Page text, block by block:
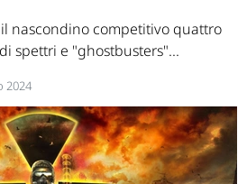
nascondino competitivo quattro
spettri e "ghostbusters"...
2024